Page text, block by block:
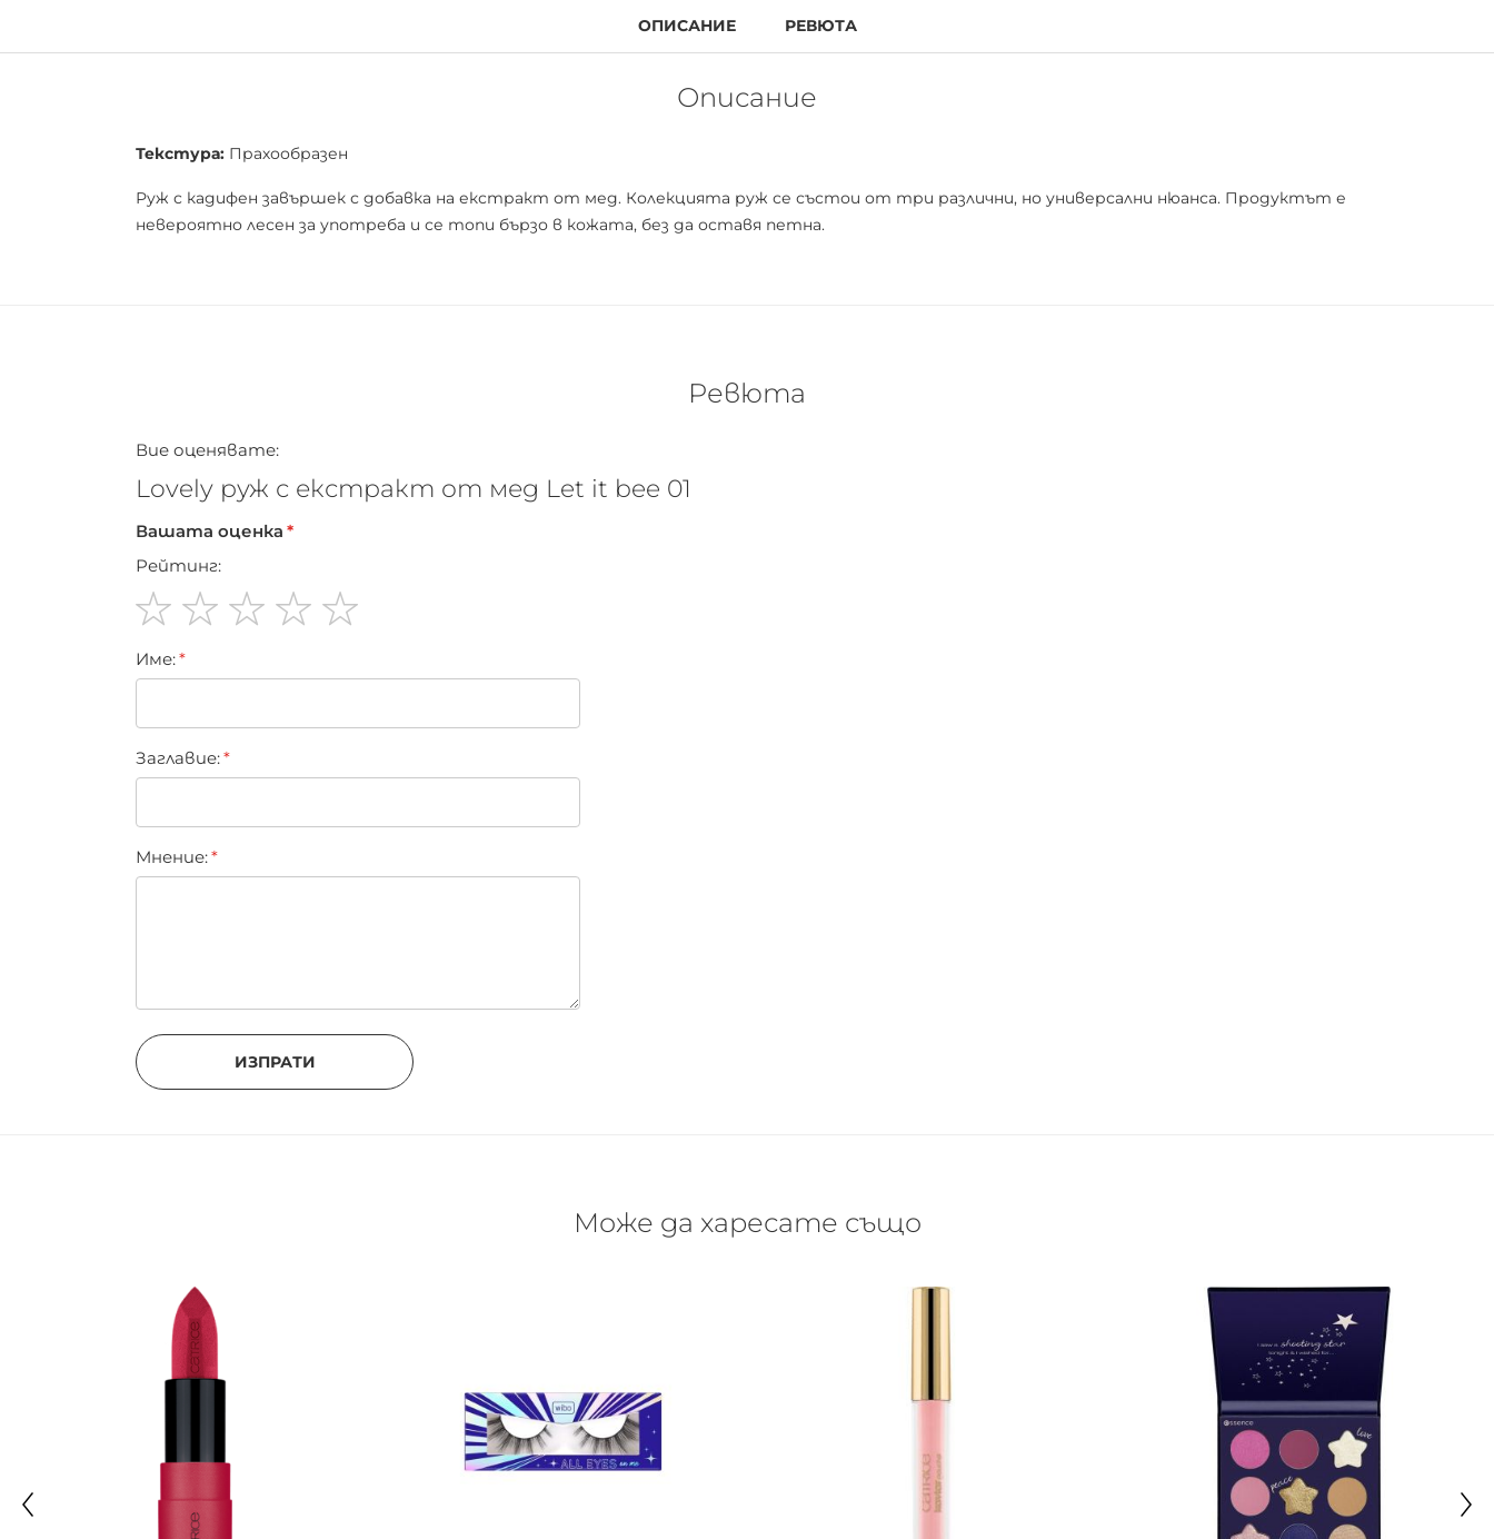
ОПИСАНИЕ РЕВЮТА
Описание
Текстура: Прахообразен
Руж с кадифен завършек с добавка на екстракт от мед. Колекцията руж се състои от три различни, но универсални нюанса. Продуктът е
невероятно лесен за употреба и се топи бързо в кожата, без да оставя петна.
Ревюта
Вие оценявате:
Lovely руж с екстракт от мед Let it bee 01
Вашата оценка
Рейтинг:
star
stars
stars
stars
stars
Име:
Заглавиe:
Мнение:
ИЗПРАТИ
Може да харесате също